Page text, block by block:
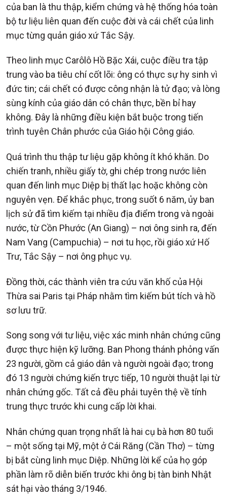
của ban là thu thập, kiểm chứng và hệ thống hóa toàn
bộ tư liệu liên quan đến cuộc đời và cái chết của linh
mục từng quản giáo xứ Tắc Sậy.
Theo linh mục Carôlô Hồ Bặc Xái, cuộc điều tra tập
trung vào ba tiêu chí cốt lõi: ông có thực sự hy sinh vì
đức tin; cái chết có được công nhận là tử đạo; và lòng
sùng kính của giáo dân có chân thực, bền bỉ hay
không. Đây là những điều kiện bắt buộc trong tiến
trình tuyên Chân phước của Giáo hội Công giáo.
Quá trình thu thập tư liệu gặp không ít khó khăn. Do
chiến tranh, nhiều giấy tờ, ghi chép trong nước liên
quan đến linh mục Diệp bị thất lạc hoặc không còn
nguyên vẹn. Để khắc phục, trong suốt 6 năm, ủy ban
lịch sử đã tìm kiếm tại nhiều địa điểm trong và ngoài
nước, từ Cồn Phước (An Giang) – nơi ông sinh ra, đến
Nam Vang (Campuchia) – nơi tu học, rồi giáo xứ Hố
Trư, Tắc Sậy – nơi ông phục vụ.
Đồng thời, các thành viên tra cứu văn khố của Hội
Thừa sai Paris tại Pháp nhằm tìm kiếm bút tích và hồ
sơ lưu trữ.
Song song với tư liệu, việc xác minh nhân chứng cũng
được thực hiện kỹ lưỡng. Ban Phong thánh phỏng vấn
23 người, gồm cả giáo dân và người ngoài đạo; trong
đó 13 người chứng kiến trực tiếp, 10 người thuật lại từ
nhân chứng gốc. Tất cả đều phải tuyên thệ về tính
trung thực trước khi cung cấp lời khai.
Nhân chứng quan trọng nhất là hai cụ bà hơn 80 tuổi
– một sống tại Mỹ, một ở Cái Răng (Cần Thơ) – từng
bị bắt cùng linh mục Diệp. Những lời kể của họ góp
phần làm rõ diễn biến trước khi ông bị tàn binh Nhật
sát hại vào tháng 3/1946.